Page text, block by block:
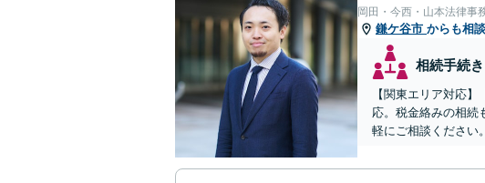
岡田・今西・山本法律事
鎌ケ谷市 からも相
相続手続き
【関東エリア対応
応。税金絡みの相続
軽にご相談ください。